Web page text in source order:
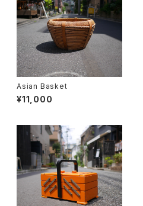
Asian Basket
¥11,000